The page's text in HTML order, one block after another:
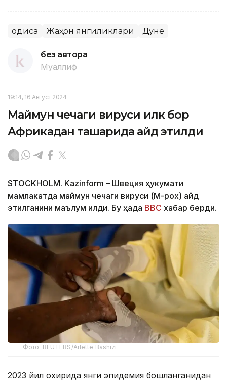
Ҳодиса Жаҳон янгиликлари Дунё
без автора
Муаллиф
19:14, 16 Август 2024
Маймун чечаги вируси илк бор
Африкадан ташқарида қайд этилди
STOCKHOLM. Kazinform – Швеция ҳукумати
мамлакатда маймун чечаги вируси (M-pox) қайд
этилганини маълум қилди. Бу ҳақда BBC хабар берди.
Фото: REUTERS/Arlette Bashizi
2023 йил охирида янги эпидемия бошланганидан